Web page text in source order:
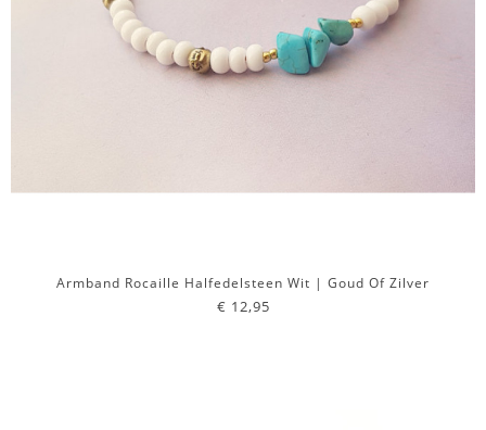
Armband Rocaille Halfedelsteen Wit | Goud Of Zilver
€ 12,95